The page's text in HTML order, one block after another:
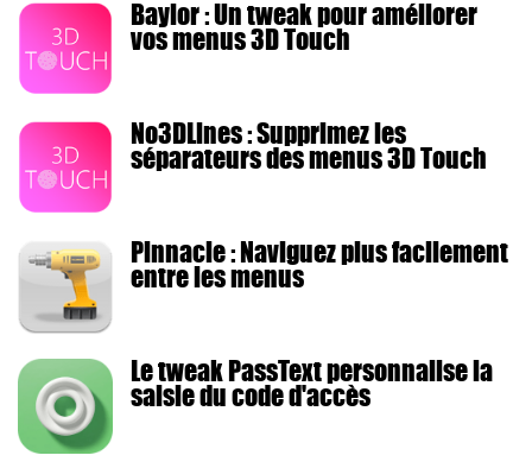
Baylor : Un tweak pour améliorer
vos menus 3D Touch
No3DLines : Supprimez les
séparateurs des menus 3D Touch
Pinnacle : Naviguez plus facilement
entre les menus
Le tweak PassText personnalise la
saisie du code d'accès